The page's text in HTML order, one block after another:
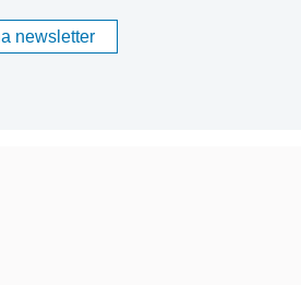
newsletter